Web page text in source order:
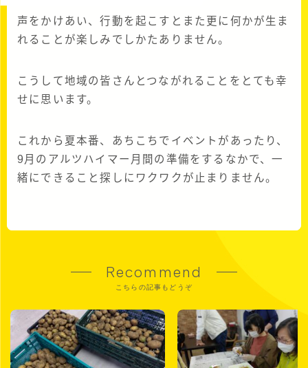
声をかけあい、行動を起こすとまた更に何かが生ま
れることが楽しみでしかたありません。
こうして地域の皆さんとつながれることをとても幸
せに思います。
これから夏本番、あちこちでイベントがあったり、
9月のアルツハイマー月間の準備をするなかで、一
緒にできること探しにワクワクが止まりません。
Recommend
こちらの記事もどうぞ